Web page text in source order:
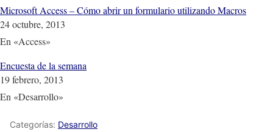
Microsoft Access – Cómo abrir un formulario utilizando Macros
24 octubre, 2013
En «Access»
Encuesta de la semana
19 febrero, 2013
En «Desarrollo»
Categorías: Desarrollo